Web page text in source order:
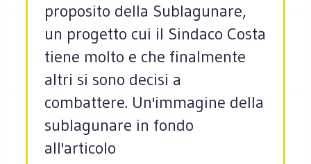
proposito della Sublagunare,
un progetto cui il Sindaco Costa
tiene molto e che finalmente
altri si sono decisi a
combattere. Un'immagine della
sublagunare in fondo
all'articolo